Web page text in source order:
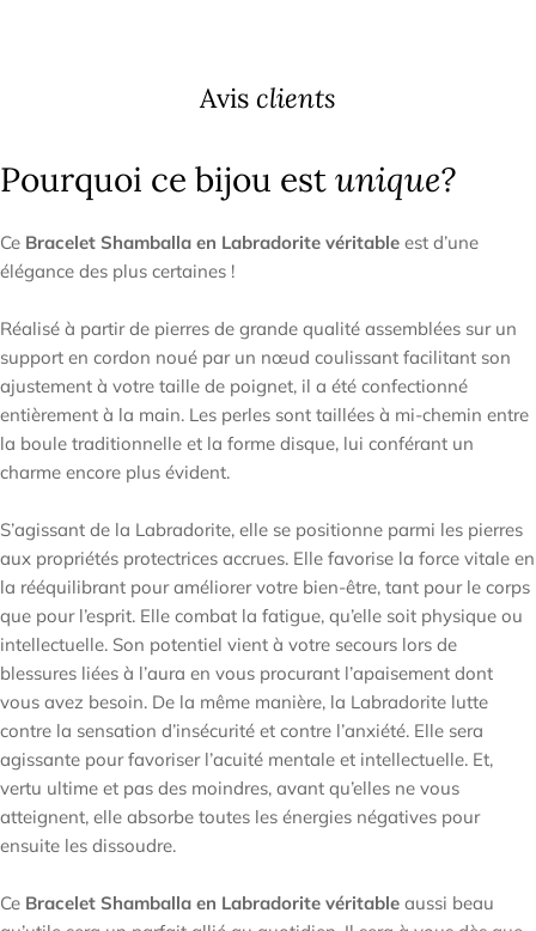
Avis clients
Pourquoi ce bijou estunique?
Ce Bracelet Shamballa en Labradorite véritable est d’une
élégance des plus certaines !
Réalisé à partir de pierres de grande qualité assemblées sur un
support en cordon noué par un nœud coulissant facilitant son
ajustement à votre taille de poignet, il a été confectionné
entièrement à la main. Les perles sont taillées à mi-chemin entre
la boule traditionnelle et la forme disque, lui conférant un
charme encore plus évident.
S’agissant de la Labradorite, elle se positionne parmi les pierres
aux propriétés protectrices accrues. Elle favorise la force vitale en
la rééquilibrant pour améliorer votre bien-être, tant pour le corps
que pour l’esprit. Elle combat la fatigue, qu’elle soit physique ou
intellectuelle. Son potentiel vient à votre secours lors de
blessures liées à l’aura en vous procurant l’apaisement dont
vous avez besoin. De la même manière, la Labradorite lutte
contre la sensation d’insécurité et contre l’anxiété. Elle sera
agissante pour favoriser l’acuité mentale et intellectuelle. Et,
vertu ultime et pas des moindres, avant qu’elles ne vous
atteignent, elle absorbe toutes les énergies négatives pour
ensuite les dissoudre.
Ce Bracelet Shamballa en Labradorite véritable aussi beau